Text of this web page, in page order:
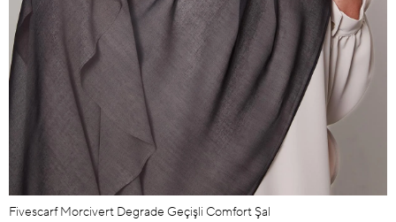
Fivescarf Morcivert Degrade Geçişli Comfort Şal